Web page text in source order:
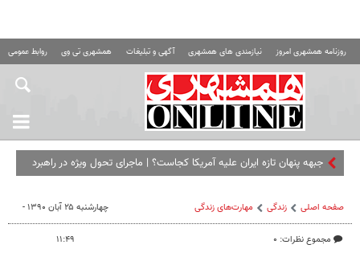
روزنامه همشهری امروز نیازمندی های همشهری آگهی و تبلیغات همشهری تی وی روابط عمومی
جبهه پنهان تازه ایران علیه آمریکا کجاست؟ | ماجرای تحول ویژه در راهبرد
صفحه اصلی زندگی مهارت‌های زندگی
مجموع نظرات: ۰
چهارشنبه ۲۵ آبان ۱۳۹۰ -
۱۱:۴۹